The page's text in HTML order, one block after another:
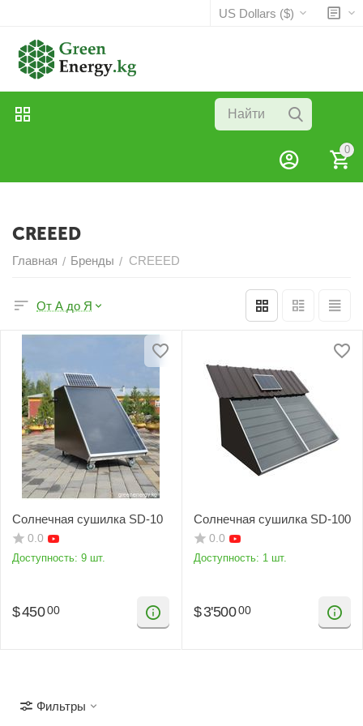
US Dollars ($)
0
CREEED
Главная / Бренды / CREEED
От А до Я
Солнечная сушилка SD-10
0.0
Доступность: 9 шт.
$450 00
Солнечная сушилка SD-100
0.0
Доступность: 1 шт.
$3'500 00
Фильтры